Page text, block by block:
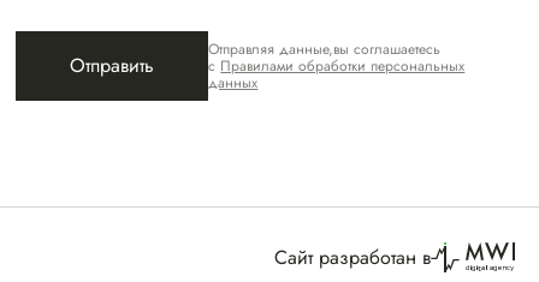
Отправляя данные,вы соглашаетесь
с Правилами обработки персональных
данных
Сайт разработан в